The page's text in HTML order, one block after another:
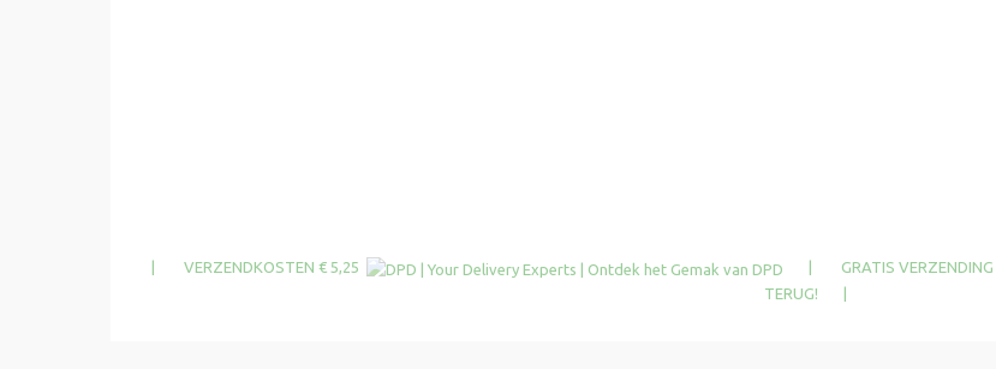
| VERZENDKOSTEN € 5,25 | GRATIS VERZENDING
TERUG! |